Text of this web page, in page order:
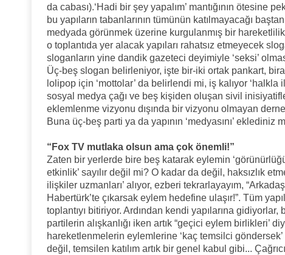
da cabası).‘Hadi bir şey yapalım’ mantığının ötesine
bu yapıların tabanlarının tümünün katılmayacağı
medyada görünmek üzerine kurgulanmış bir
o toplantıda yer alacak yapıları rahatsız etmeyecek
sloganların yine dandik gazeteci deyimiyle ‘seksi’
Üç-beş slogan belirleniyor, işte bir-iki ortak pankart,
lolipop için ‘mottolar’ da belirlendi mi, iş kalıyor ‘halkla
sosyal medya çağı ve beş kişiden oluşan sivil
eklemlenme vizyonu dışında bir vizyonu olmayan
Buna üç-beş parti ya da yapının ‘medyasını’ eklediniz
“Fox TV mutlaka olsun ama çok önemli!”
Zaten bir yerlerde bire beş katarak eylemin
etkinlik’ sayılır değil mi? O kadar da değil, haksızlık
ilişkiler uzmanları’ alıyor, ezberi tekrarlayayım,
Habertürk’te çıkarsak eylem hedefine ulaşır!”. Tüm
toplantıyı bitiriyor. Ardından kendi yapılarına
partilerin alışkanlığı iken artık “geçici eylem birlikleri’
hareketlenmelerin eylemlerine ‘kaç temsilci göndersek’
değil, temsilen katılım artık bir genel kabul gibi... Çağrıcı